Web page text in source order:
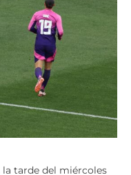
la tarde del miércoles